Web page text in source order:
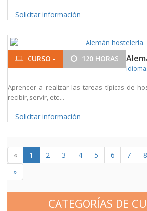
Solicitar información
CURSO - 120 HORAS
Aprender a realizar las tareas típicas de
recibir, servir, etc....
Solicitar información
« 1 2 3 4 5 6 7 8
»
CATEGORÍAS DE